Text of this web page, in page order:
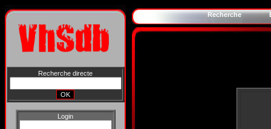
Recherche directe
Login
Recherche